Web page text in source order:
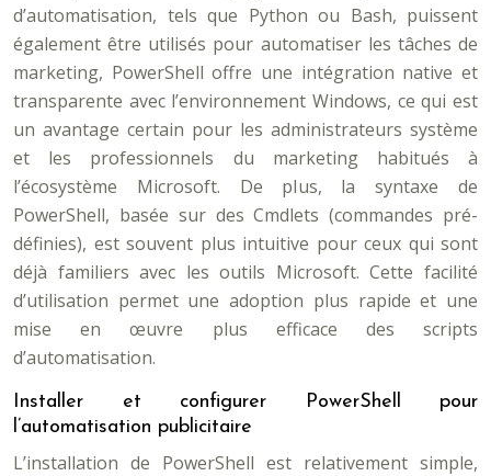
d’automatisation, tels que Python ou Bash, puissent
également être utilisés pour automatiser les tâches de
marketing, PowerShell offre une intégration native et
transparente avec l’environnement Windows, ce qui est
un avantage certain pour les administrateurs système
et les professionnels du marketing habitués à
l’écosystème Microsoft. De plus, la syntaxe de
PowerShell, basée sur des Cmdlets (commandes pré-
définies), est souvent plus intuitive pour ceux qui sont
déjà familiers avec les outils Microsoft. Cette facilité
d’utilisation permet une adoption plus rapide et une
mise en œuvre plus efficace des scripts
d’automatisation.
Installer et configurer PowerShell pour
l’automatisation publicitaire
L’installation de PowerShell est relativement simple,